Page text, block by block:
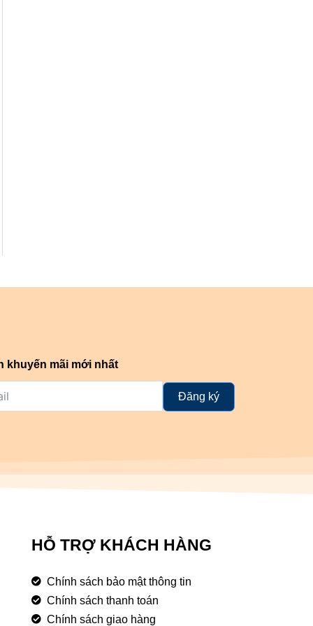
khuyến mãi mới nhất
Đăng ký
HỖ TRỢ KHÁCH HÀNG
Chính sách bảo mật thông tin
Chính sách thanh toán
Chính sách giao hàng